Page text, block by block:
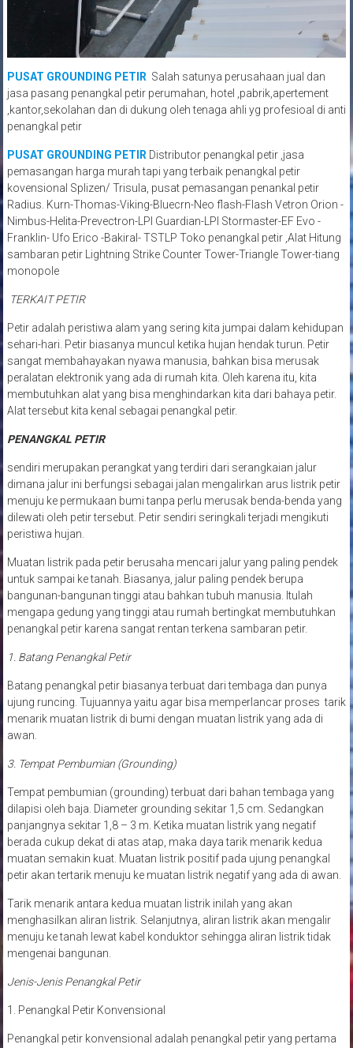
PUSAT GROUNDING PETIR Salah satunya perusahaan jual dan
jasa pasang penangkal petir perumahan, hotel ,pabrik,apertement
,kantor,sekolahan dan di dukung oleh tenaga ahli yg profesioal di anti
penangkal petir
PUSAT GROUNDING PETIR Distributor penangkal petir ,jasa
pemasangan harga murah tapi yang terbaik penangkal petir
kovensional Splizen/ Trisula, pusat pemasangan penankal petir
Radius. Kurn-Thomas-Viking-Bluecrn-Neo flash-Flash Vetron Orion -
Nimbus-Helita-Prevectron-LPI Guardian-LPI Stormaster-EF Evo -
Franklin- Ufo Erico -Bakiral- TSTLP Toko penangkal petir ,Alat Hitung
sambaran petir Lightning Strike Counter Tower-Triangle Tower-tiang
monopole
TERKAIT PETIR
Petir adalah peristiwa alam yang sering kita jumpai dalam kehidupan
sehari-hari. Petir biasanya muncul ketika hujan hendak turun. Petir
sangat membahayakan nyawa manusia, bahkan bisa merusak
peralatan elektronik yang ada di rumah kita. Oleh karena itu, kita
membutuhkan alat yang bisa menghindarkan kita dari bahaya petir.
Alat tersebut kita kenal sebagai penangkal petir.
PENANGKAL PETIR
sendiri merupakan perangkat yang terdiri dari serangkaian jalur
dimana jalur ini berfungsi sebagai jalan mengalirkan arus listrik petir
menuju ke permukaan bumi tanpa perlu merusak benda-benda yang
dilewati oleh petir tersebut. Petir sendiri seringkali terjadi mengikuti
peristiwa hujan.
Muatan listrik pada petir berusaha mencari jalur yang paling pendek
untuk sampai ke tanah. Biasanya, jalur paling pendek berupa
bangunan-bangunan tinggi atau bahkan tubuh manusia. Itulah
mengapa gedung yang tinggi atau rumah bertingkat membutuhkan
penangkal petir karena sangat rentan terkena sambaran petir.
1. Batang Penangkal Petir
Batang penangkal petir biasanya terbuat dari tembaga dan punya
ujung runcing. Tujuannya yaitu agar bisa memperlancar proses tarik
menarik muatan listrik di bumi dengan muatan listrik yang ada di
awan.
3. Tempat Pembumian (Grounding)
Tempat pembumian (grounding) terbuat dari bahan tembaga yang
dilapisi oleh baja. Diameter grounding sekitar 1,5 cm. Sedangkan
panjangnya sekitar 1,8 – 3 m. Ketika muatan listrik yang negatif
berada cukup dekat di atas atap, maka daya tarik menarik kedua
muatan semakin kuat. Muatan listrik positif pada ujung penangkal
petir akan tertarik menuju ke muatan listrik negatif yang ada di awan.
Tarik menarik antara kedua muatan listrik inilah yang akan
menghasilkan aliran listrik. Selanjutnya, aliran listrik akan mengalir
menuju ke tanah lewat kabel konduktor sehingga aliran listrik tidak
mengenai bangunan.
Jenis-Jenis Penangkal Petir
1. Penangkal Petir Konvensional
Penangkal petir konvensional adalah penangkal petir yang pertama